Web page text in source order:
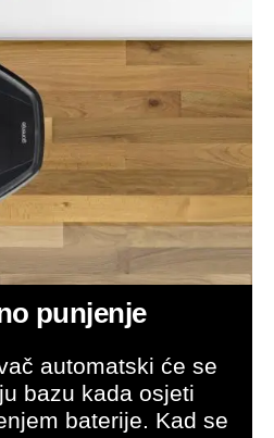
punjenje
automatski će se
bazu kada osjeti
baterije. Kad se